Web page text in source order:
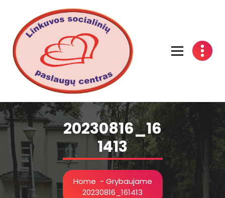
20230816_16
1413
Home - Grybaujame
20230816_161413